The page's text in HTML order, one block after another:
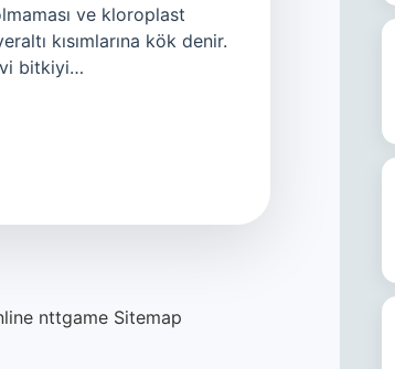
ve kloroplast
kısımlarına kök denir.
bitkiyi…
nttgame Sitemap